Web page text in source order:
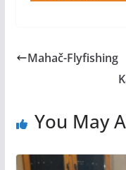
Mahač-Flyfishing
You May